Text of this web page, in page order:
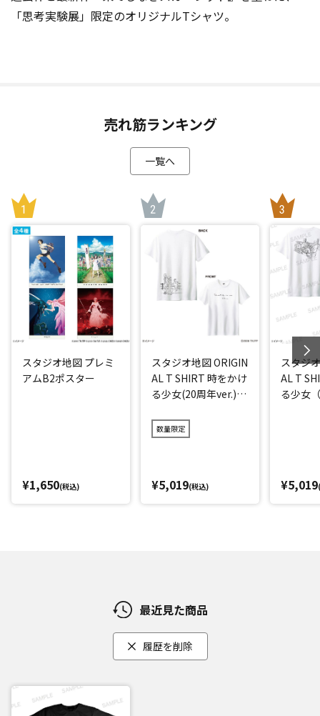
「思考実験展」限定のオリジナルTシャツ。
売れ筋ランキング
一覧へ
スタジオ地図 プレミ
アムB2ポスター
¥1,650(税込)
スタジオ地図 ORIGIN
AL T SHIRT 時をかけ
る少女(20周年ver.)
数量限定
¥5,019(税込)
スタジ
AL T
る少女
¥5,019
最近見た商品
履歴を削除